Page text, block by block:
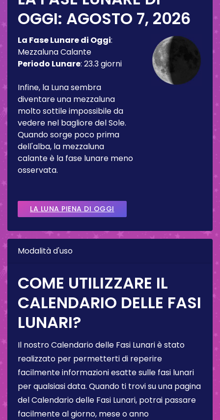
OGGI: AGOSTO 7, 2026
La Fase Lunare di Oggi:
Mezzaluna Calante
Periodo Lunare: 23.3 giorni
Infine, la Luna sembra
diventare una mezzaluna
molto sottile impossibile da
vedere nel bagliore del Sole.
Quando sorge poco prima
dell'alba, la mezzaluna
calante è la fase lunare meno
osservata.
LA LUNA PIENA DI OGGI
Modalità d'uso
COME UTILIZZARE IL
CALENDARIO DELLE FASI
LUNARI?
Il nostro Calendario delle Fasi Lunari è stato
realizzato per permetterti di reperire
facilmente informazioni esatte sulle fasi lunari
per qualsiasi data. Quando ti trovi su una pagina
del Calendario delle Fasi Lunari, potrai passare
facilmente al giorno, mese o anno